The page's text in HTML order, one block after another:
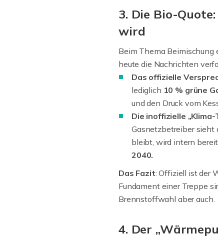
3. Die Bio-
wird
Beim Thema
heute die Nachrichten
Das offizielle
lediglich 10 % grüne
und den Druck vom
Die inoffizielle „Klima-
Gasnetzbetreiber sieht
bleibt, wird intern
2040.
Das Fazit: Offiziell ist der
Fundament einer Treppe
Brennstoffwahl aber auch.
4. Der